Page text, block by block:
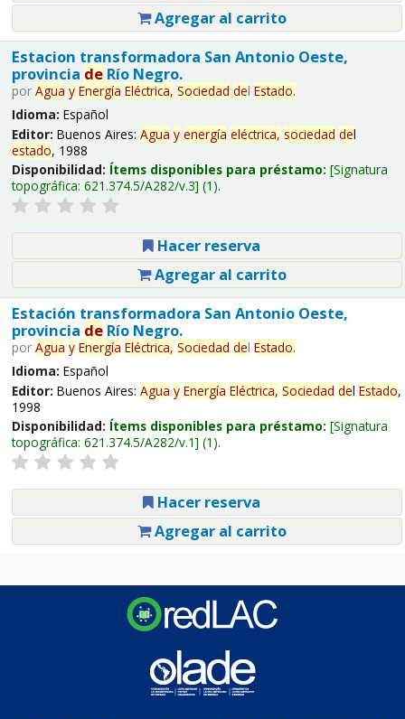
Agregar al carrito
Estacion transformadora San Antonio Oeste,
provincia deRío Negro.
por Agua y Energía Eléctrica, Sociedad del Estado.
Idioma: Español
Editor: Buenos Aires: Agua y energía eléctrica, sociedad del
estado, 1988
Disponibilidad: Ítems disponibles para préstamo: Signatura
topográfica: 621.374.5/A282/v.3 (1).
Hacer reserva
Agregar al carrito
Estación transformadora San Antonio Oeste,
provincia deRío Negro.
por Agua y Energía Eléctrica, Sociedad del Estado.
Idioma: Español
Editor: Buenos Aires: Agua y Energía Eléctrica, Sociedad del Estado,
1998
Disponibilidad: Ítems disponibles para préstamo: Signatura
topográfica: 621.374.5/A282/v.1 (1).
Hacer reserva
Agregar al carrito